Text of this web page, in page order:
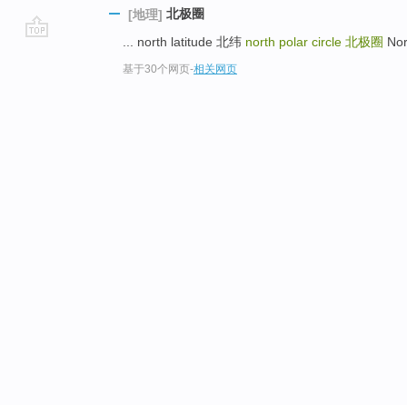
[地理] 北极圈
... north latitude 北纬 north polar circle 北极圈
基于30个网页-相关网页